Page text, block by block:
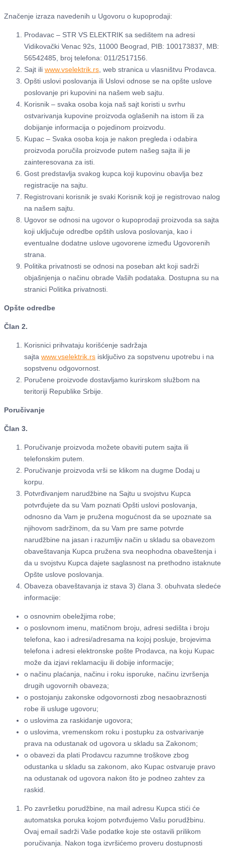
Značenje izraza navedenih u Ugovoru o kupoprodaji:
Prodavac – STR VS ELEKTRIK sa sedištem na adresi
Vidikovački Venac 92s, 11000 Beograd, PIB: 100173837, MB:
56542485, broj telefona: 011/2517156.
Sajt ili www.vselektrik.rs , web stranica u vlasništvu Prodavca.
Opšti uslovi poslovanja ili Uslovi odnose se na opšte uslove
poslovanje pri kupovini na našem web sajtu.
Korisnik – svaka osoba koja naš sajt koristi u svrhu
ostvarivanja kupovine proizvoda oglašenih na istom ili za
dobijanje informacija o pojedinom proizvodu.
Kupac – Svaka osoba koja je nakon pregleda i odabira
proizvoda poručila proizvode putem našeg sajta ili je
zainteresovana za isti.
Gost predstavlja svakog kupca koji kupovinu obavlja bez
registracije na sajtu.
Registrovani korisnik je svaki Korisnik koji je registrovao nalog
na našem sajtu.
Ugovor se odnosi na ugovor o kupoprodaji proizvoda sa sajta
koji uključuje odredbe opštih uslova poslovanja, kao i
eventualne dodatne uslove ugovorene između Ugovorenih
strana.
Politika privatnosti se odnosi na poseban akt koji sadrži
objašnjenja o načinu obrade Vaših podataka. Dostupna su na
stranici Politika privatnosti.
Opšte odredbe
Član 2.
Korisnici prihvataju korišćenje sadržaja
sajta www.vselektrik.rs isključivo za sopstvenu upotrebu i na
sopstvenu odgovornost.
Poručene proizvode dostavljamo kurirskom službom na
teritoriji Republike Srbije.
Poručivanje
Član 3.
Poručivanje proizvoda možete obaviti putem sajta ili
telefonskim putem.
Poručivanje proizvoda vrši se klikom na dugme Dodaj u
korpu.
Potvrđivanjem narudžbine na Sajtu u svojstvu Kupca
potvrđujete da su Vam poznati Opšti uslovi poslovanja,
odnosno da Vam je pružena mogućnost da se upoznate sa
njihovom sadržinom, da su Vam pre same potvrde
narudžbine na jasan i razumljiv način u skladu sa obavezom
obaveštavanja Kupca pružena sva neophodna obaveštenja i
da u svojstvu Kupca dajete saglasnost na prethodno istaknute
Opšte uslove poslovanja.
Obaveza obaveštavanja iz stava 3) člana 3. obuhvata sledeće
informacije:
o osnovnim obeležjima robe;
o poslovnom imenu, matičnom broju, adresi sedišta i broju
telefona, kao i adresi/adresama na kojoj posluje, brojevima
telefona i adresi elektronske pošte Prodavca, na koju Kupac
može da izjavi reklamaciju ili dobije informacije;
o načinu plaćanja, načinu i roku isporuke, načinu izvršenja
drugih ugovornih obaveza;
o postojanju zakonske odgovornosti zbog nesaobraznosti
robe ili usluge ugovoru;
o uslovima za raskidanje ugovora;
o uslovima, vremenskom roku i postupku za ostvarivanje
prava na odustanak od ugovora u skladu sa Zakonom;
o obavezi da plati Prodavcu razumne troškove zbog
odustanka u skladu sa zakonom, ako Kupac ostvaruje pravo
na odustanak od ugovora nakon što je podneo zahtev za
raskid.
Po završetku porudžbine, na mail adresu Kupca stići će
automatska poruka kojom potvrđujemo Vašu porudžbinu.
Ovaj email sadrži Vaše podatke koje ste ostavili prilikom
poručivanja. Nakon toga izvršićemo proveru dostupnosti